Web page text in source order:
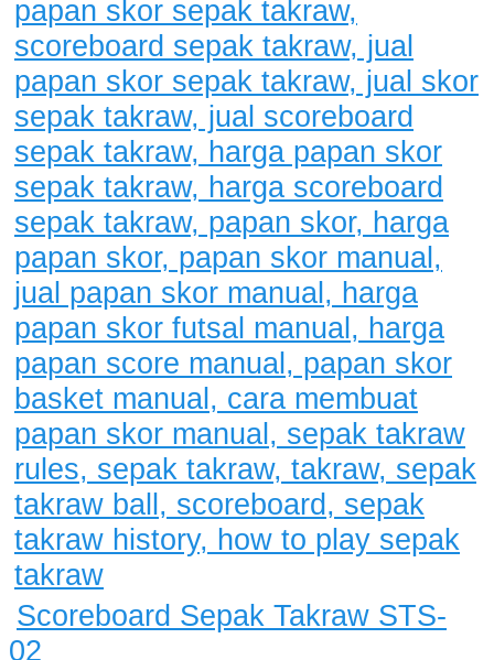
Scoreboard Sepak Takraw STS-
02